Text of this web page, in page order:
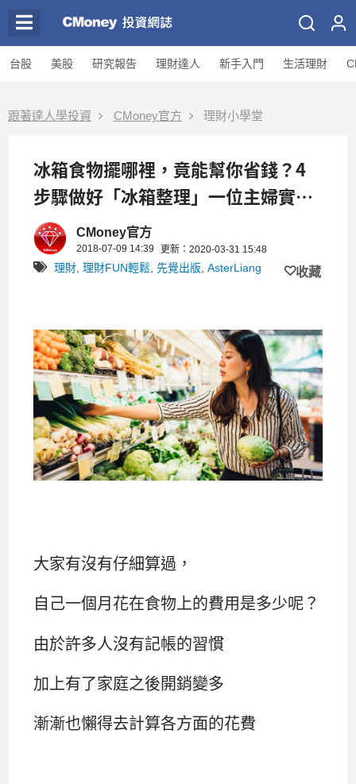
台股 美股 研究報告 理財達人 新手入門 生活理財
跟著達人學投資 CMoney官方 理財小學堂
冰箱食物擺哪裡，竟能幫你省錢？4
步驟做好「冰箱整理」一位主婦實際
體驗：每月多存 6000 元！
CMoney官方
2018-07-09 14:39 更新：2020-03-31 15:48
理財 理財FUN輕鬆 先覺出版 AsterLiang 收藏
大家有沒有仔細算過，
自己一個月花在食物上的費用是多少呢？
由於許多人沒有記帳的習慣
加上有了家庭之後開銷變多
漸漸也懶得去計算各方面的花費